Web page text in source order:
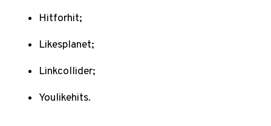
Hitforhit;
Likesplanet;
Linkcollider;
Youlikehits.